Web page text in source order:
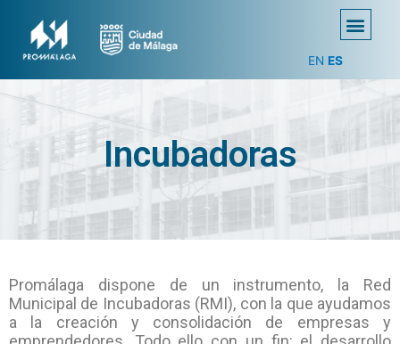
EN ES
Incubadoras
Promálaga dispone de un instrumento, la Red
Municipal de Incubadoras (RMI), con la que ayudamos
a la creación y consolidación de empresas y